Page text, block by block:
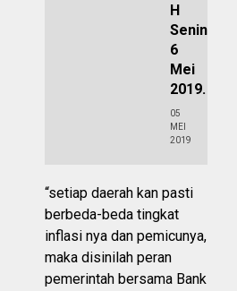
H
Senin
6
Mei
2019.
05
MEI
2019
“setiap daerah kan pasti
berbeda-beda tingkat
inflasi nya dan pemicunya,
maka disinilah peran
pemerintah bersama Bank